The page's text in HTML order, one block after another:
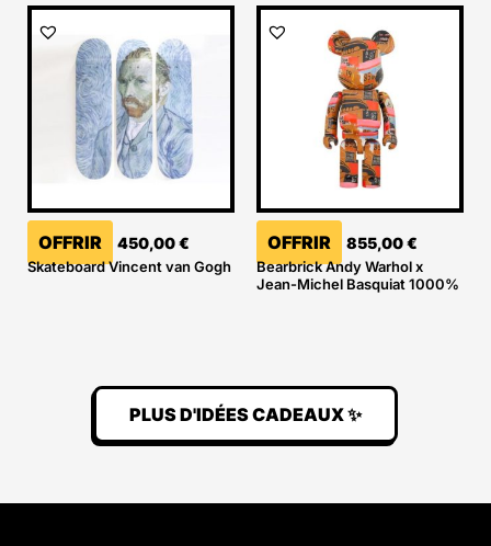
OFFRIR 450,00€
Skateboard Vincent van Gogh
OFFRIR 855,00€
Bearbrick Andy Warhol x
Jean-Michel Basquiat 1000%
PLUS D'IDÉES CADEAUX ✨